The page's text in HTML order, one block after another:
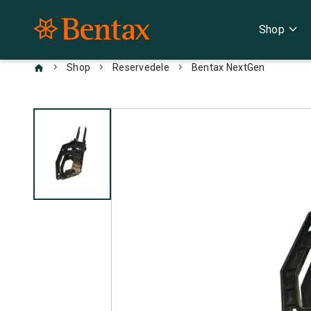
Shop expand_more
chevron_right Shop chevron_right Reservedele chevron_right Bentax NextGen